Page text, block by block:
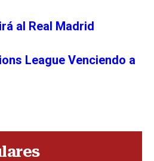
al Real Madrid
League Venciendo a